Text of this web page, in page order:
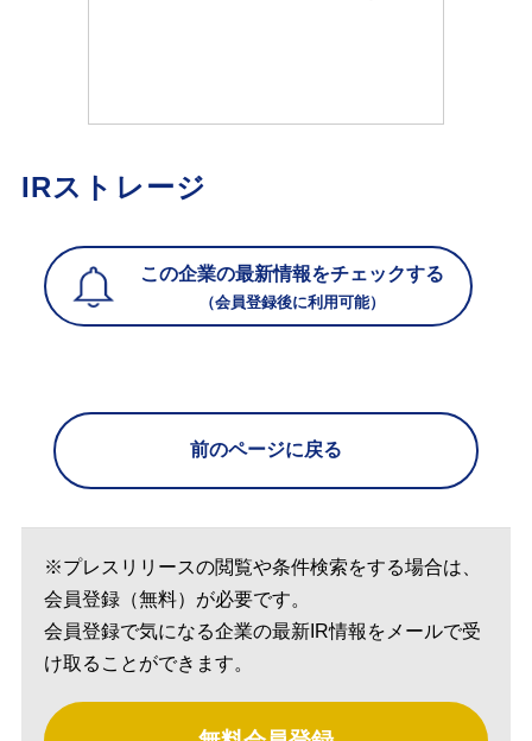
IRストレージ
この企業の最新情報をチェックする
（会員登録後に利用可能）
前のページに戻る
※プレスリリースの閲覧や条件検索をする場合は、
会員登録（無料）が必要です。
会員登録で気になる企業の最新IR情報をメールで受
け取ることができます。